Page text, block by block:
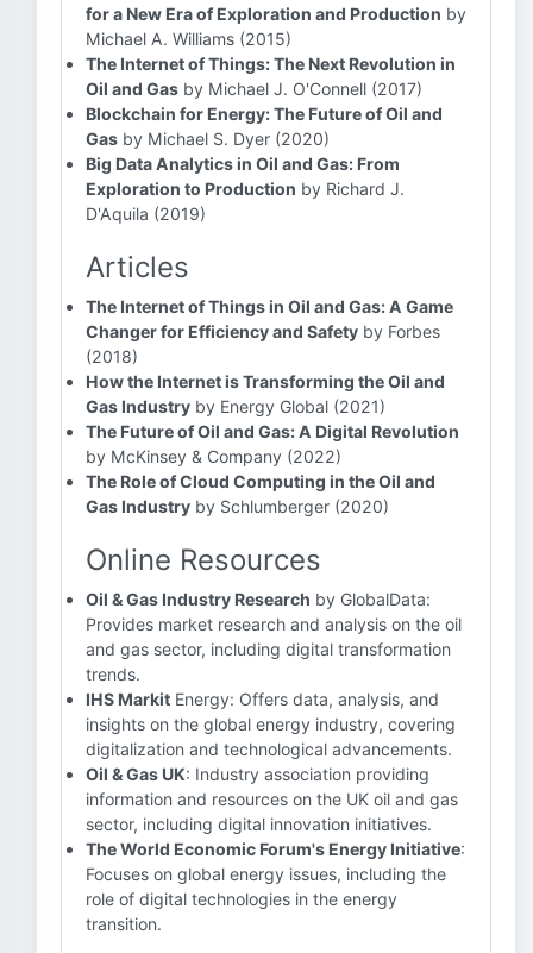
for a New Era of Exploration and Production by
Michael A. Williams (2015)
The Internet of Things: The Next Revolution in
Oil and Gas by Michael J. O'Connell (2017)
Blockchain for Energy: The Future of Oil and
Gas by Michael S. Dyer (2020)
Big Data Analytics in Oil and Gas: From
Exploration to Production by Richard J.
D'Aquila (2019)
Articles
The Internet of Things in Oil and Gas: A Game
Changer for Efficiency and Safety by Forbes
(2018)
How the Internet is Transforming the Oil and
Gas Industry by Energy Global (2021)
The Future of Oil and Gas: A Digital Revolution
by McKinsey & Company (2022)
The Role of Cloud Computing in the Oil and
Gas Industry by Schlumberger (2020)
Online Resources
Oil & Gas Industry Research by GlobalData:
Provides market research and analysis on the oil
and gas sector, including digital transformation
trends.
IHS Markit Energy: Offers data, analysis, and
insights on the global energy industry, covering
digitalization and technological advancements.
Oil & Gas UK: Industry association providing
information and resources on the UK oil and gas
sector, including digital innovation initiatives.
The World Economic Forum's Energy Initiative:
Focuses on global energy issues, including the
role of digital technologies in the energy
transition.